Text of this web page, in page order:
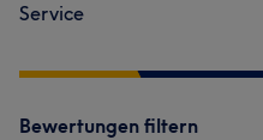
Service
Bewertungen filtern